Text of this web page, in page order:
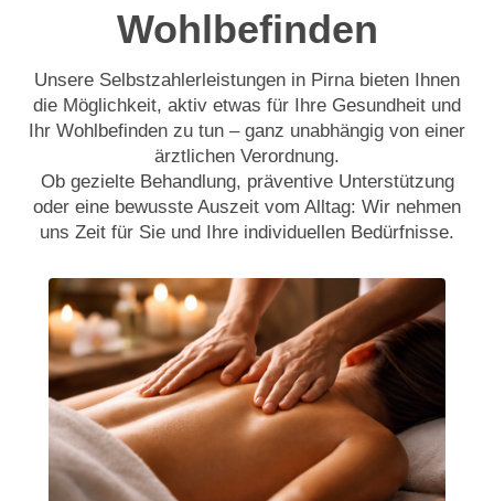
Wohlbefinden
Unsere Selbstzahlerleistungen in Pirna bieten Ihnen
die Möglichkeit, aktiv etwas für Ihre Gesundheit und
Ihr Wohlbefinden zu tun – ganz unabhängig von einer
ärztlichen Verordnung.
Ob gezielte Behandlung, präventive Unterstützung
oder eine bewusste Auszeit vom Alltag: Wir nehmen
uns Zeit für Sie und Ihre individuellen Bedürfnisse.